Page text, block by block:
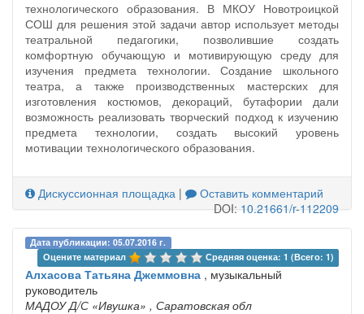
технологического образования. В МКОУ Новотроицкой
СОШ для решения этой задачи автор использует методы
театральной педагогики, позволившие создать
комфортную обучающую и мотивирующую среду для
изучения предмета технологии. Создание школьного
театра, а также производственных мастерских для
изготовления костюмов, декораций, бутафории дали
возможность реализовать творческий подход к изучению
предмета технологии, создать высокий уровень
мотивации технологического образования.
Дискуссионная площадка |
Оставить комментарий
DOI:10.21661/r-112209
Дата публикации: 05.07.2016 г.
Оцените материал
Средняя оценка: 1 (Всего: 1)
Алхасова Татьяна Джеммовна , музыкальный
руководитель
МАДОУ Д/С «Ивушка» , Саратовская обл